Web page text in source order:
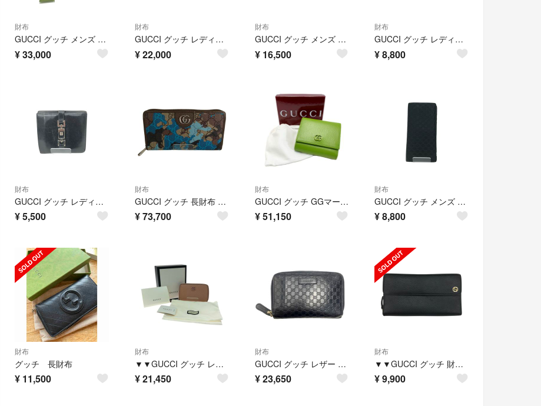
財布
GUCCI グッチ メンズ 二つ折り財布 コンパクトウォレット オフ ザ グリッド 625574 ブラック
¥33,000
財布
GUCCI グッチ レディース 長財布 GG マーモント 443123・2149 ピンクベージュ
¥22,000
財布
GUCCI グッチ メンズ 長財布 ラウンドファスナー レザー ミストラル マイクログッチシマ 307993 ブラック
¥ 16,500
財布
GUCCI グッチ レディース 長財布 ラウンドファスナー CANDY キャンディ 258406 ピンク
¥8,800
財布
GUCCI グッチ レディース 二つ折り財布 コンパクトウォレット Wホック ジャッキー 035 2778 2131 ブラック
¥5,500
財布
GUCCI グッチ 長財布 ジップアラウンドウォレット GGスプリームキャンバス カモフラ柄 834694 ブルー×ベージュ
¥73,700
財布
GUCCI グッチ GGマーモント 2つ折り財布 508587 グリーン レザー 箱 袋有
¥51,150
財布
GUCCI グッチ メンズ 二つ折り長財布 マイクログッチシマ ロングウォレット カードケース 小銭入れなし ブラック
¥8,800
財布
グッチ 長財布
¥ 11,500
財布
▼▼GUCCI グッチ レディース コインケース 小銭入れ ウンドファスナー コンパクトウォレット ダブルG ロゴ 644412 ピンク
¥21,450
財布
GUCCI グッチ レザー 449423 ブラック ラウンドファスナー財布
¥23,650
財布
▼▼GUCCI グッチ 財布 レザー 大容量 ラウンドファスナー長財布 449397 ブラック
¥9,900